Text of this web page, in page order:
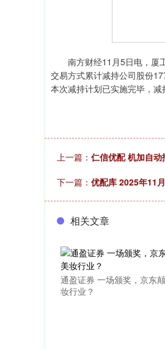
南方财经11月5日电，厦工
交易方式累计减持公司股份
本次减持计划已实施完毕，减
上一篇： 仁信优配 机加自
下一篇： 优配库 2025年11
相关文章
通盈证券 一场颁奖，京东
妆行业？